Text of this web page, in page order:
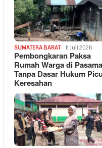
SUMATERA BARAT 11 Juli 2026
Pembongkaran Paksa
Rumah Warga di
Tanpa Dasar Hukum Picu
Keresahan